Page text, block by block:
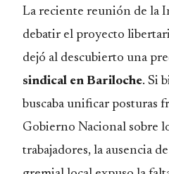
La reciente reunión de la
debatir el proyecto
dejó al descubierto una
sindical en Bariloche. Si
buscaba unificar posturas
Gobierno Nacional sobre
trabajadores, la ausencia